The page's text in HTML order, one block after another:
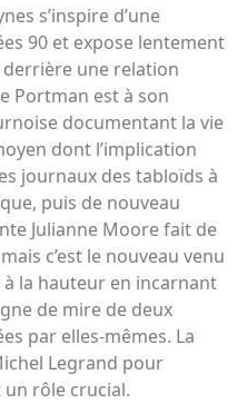
s’inspire d’une
90 et expose lentement
une relation
Portman est à son
documentant la vie
dont l’implication
journaux des tabloïds à
puis de nouveau
Julianne Moore fait de
c’est le nouveau venu
la hauteur en incarnant
de mire de deux
par elles-mêmes. La
Legrand pour
rôle crucial.